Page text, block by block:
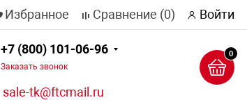
Избранное Сравнение (0) Войти
+7 (800) 101-06-96
Заказать звонок
sale-tk@ftcmail.ru
0